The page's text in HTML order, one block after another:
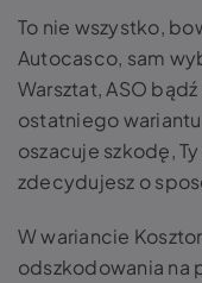
To nie wszystko,
Autocasco, sam
Warsztat, ASO
ostatniego
oszacuje szkodę,
zdecydujesz o
W wariancie
odszkodowania na